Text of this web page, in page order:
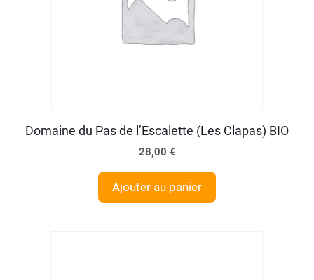
Domaine du Pas de l’Escalette (Les Clapas) BIO
28,00 €
Ajouter au panier